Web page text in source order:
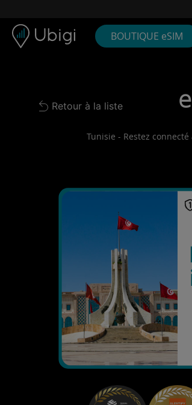
BOUTIQUE eSIM
Back to list
Retour à la liste
Tunisie - Restez